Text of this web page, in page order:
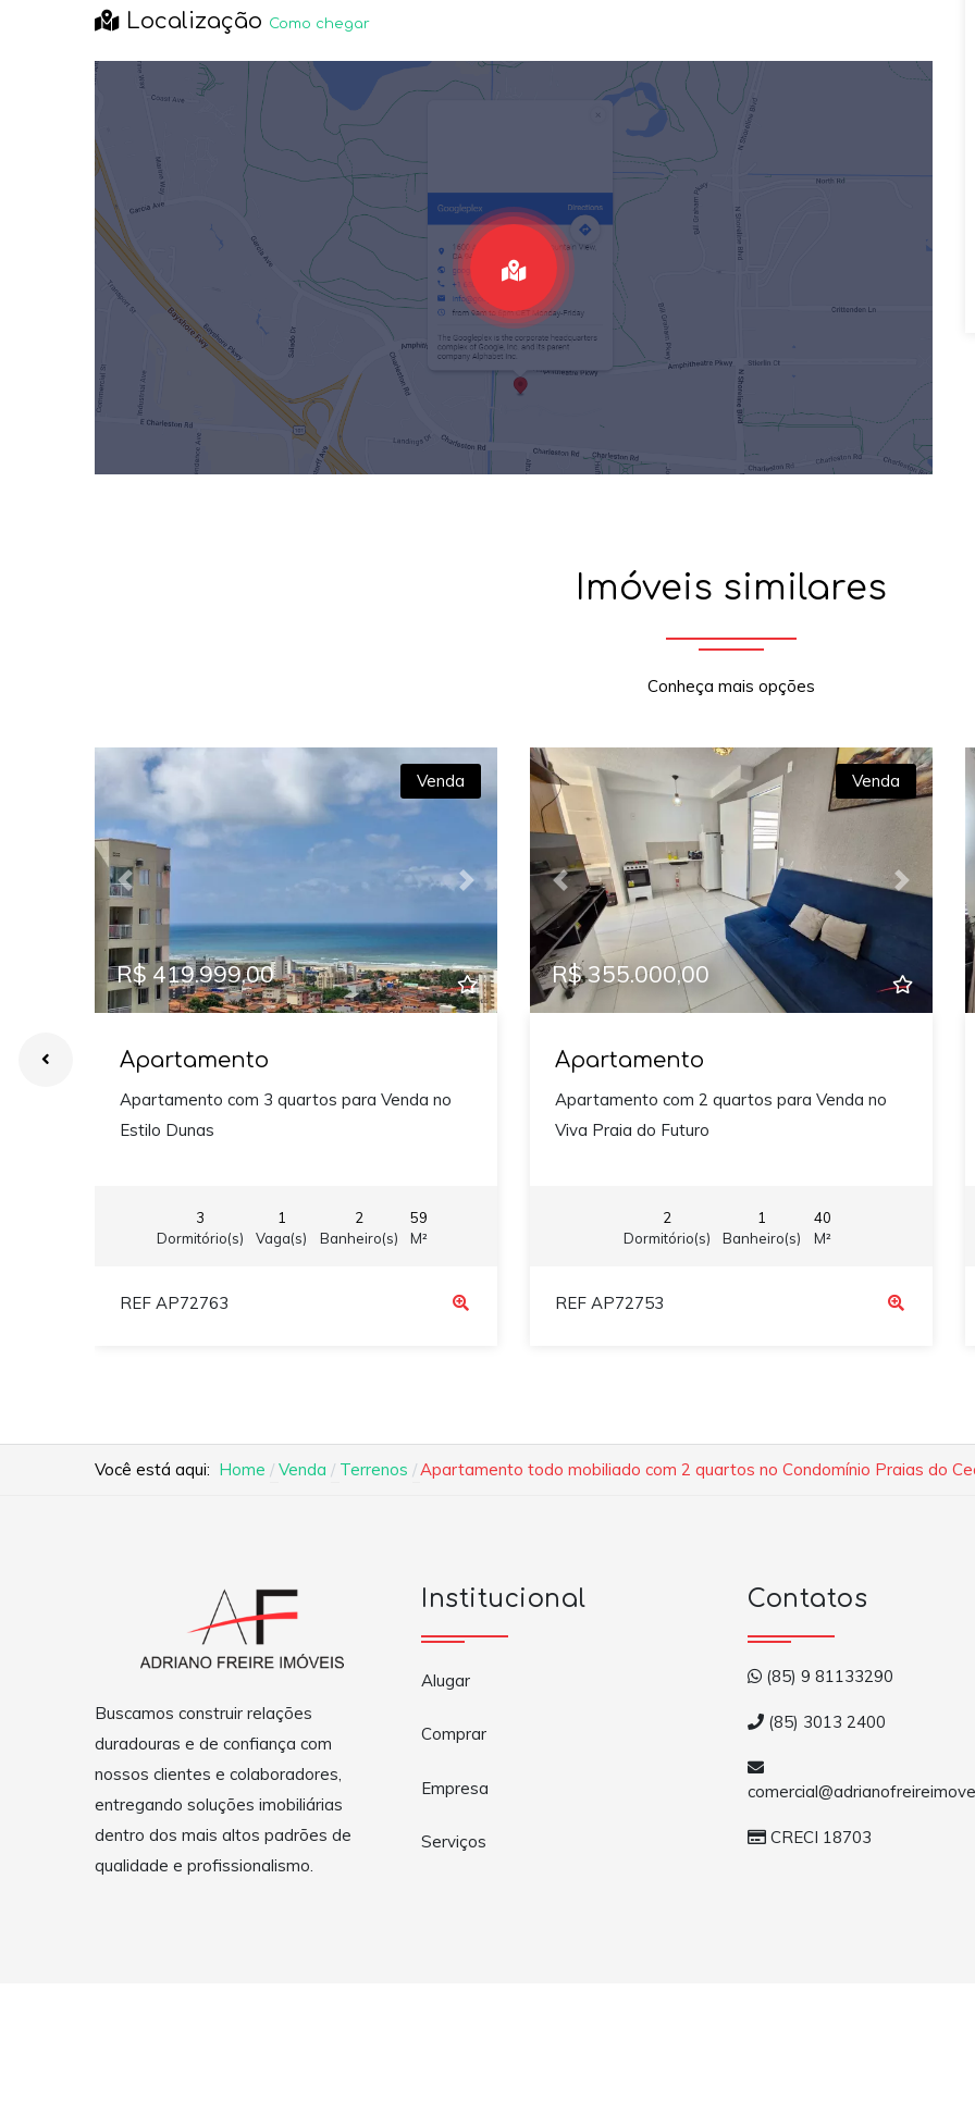
Localização Como chegar
Imóveis similares
Conheça mais opções
Previous Next
Venda
R$ 419.999,00
Apartamento
Apartamento com 3 quartos para Venda no
Estilo Dunas
3
Dormitório(s)
1
Vaga(s)
2
Banheiro(s)
59
M²
REF AP72763
Previous Next
Venda
R$ 355.000,00
Apartamento
Apartamento com 2 quartos para Venda no
Viva Praia do Futuro
2
Dormitório(s)
1
Banheiro(s)
40
M²
REF AP72753
Você está aqui: Home Venda Terrenos Apartamento todo mobiliado com 2 quartos no Condomínio Praias do
Buscamos construir relações
duradouras e de confiança com
nossos clientes e colaboradores,
entregando soluções imobiliárias
dentro dos mais altos padrões de
qualidade e profissionalismo.
Institucional
Alugar
Comprar
Empresa
Serviços
Contatos
(85) 9 81133290
(85) 3013 2400
CRECI 18703